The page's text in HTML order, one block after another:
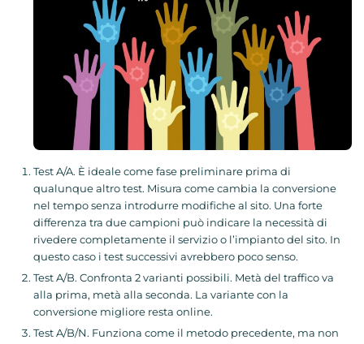
Test A/A. È ideale come fase preliminare prima di
qualunque altro test. Misura come cambia la conversione
nel tempo senza introdurre modifiche al sito. Una forte
differenza tra due campioni può indicare la necessità di
rivedere completamente il servizio o l’impianto del sito. In
questo caso i test successivi avrebbero poco senso.
Test A/B. Confronta 2 varianti possibili. Metà del traffico va
alla prima, metà alla seconda. La variante con la
conversione migliore resta online.
Test A/B/N. Funziona come il metodo precedente, ma non